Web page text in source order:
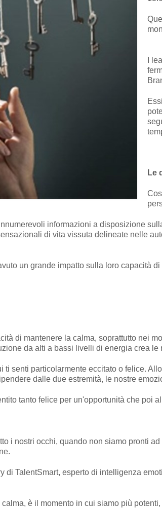
I
Le
informazioni a disposizione
di vita vissuta delineate nelle
un grande impatto sulla loro capacità
di mantenere la calma, soprattutto nei
da alti a bassi livelli di energia crea le
ti senti particolarmente eccitato o felice.
dalle due estremità, le nostre
tanto felice per un'opportunità che poi
i nostri occhi, quando non siamo pronti
di TalentSmart, esperto di intelligenza
è il momento in cui siamo più